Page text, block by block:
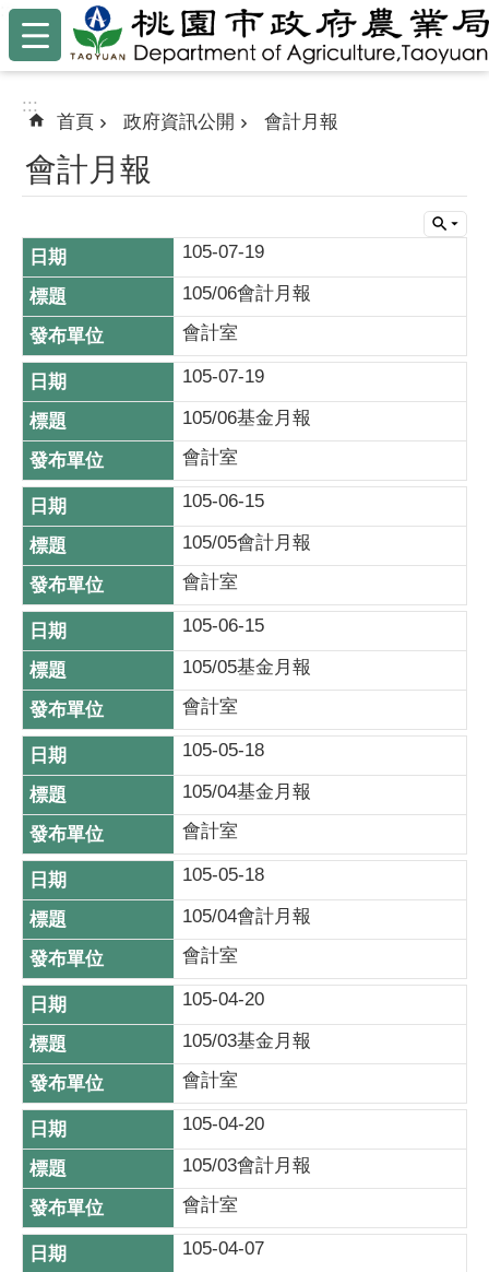
跳到主要內容區塊
:::
:::
首頁 政府資訊公開 會計月報
會計月報
105-07-19
105/06會計月報
會計室
105-07-19
105/06基金月報
會計室
105-06-15
105/05會計月報
會計室
105-06-15
105/05基金月報
會計室
105-05-18
105/04基金月報
會計室
105-05-18
105/04會計月報
會計室
105-04-20
105/03基金月報
會計室
105-04-20
105/03會計月報
會計室
105-04-07